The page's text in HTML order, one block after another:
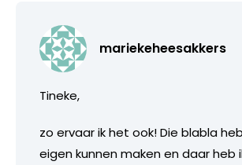
mariekeheesakkers
Tineke,
zo ervaar ik het ook! Die blabla
eigen kunnen maken en daar heb